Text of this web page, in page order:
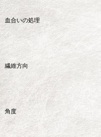
血合いの処理
繊維方向
角度